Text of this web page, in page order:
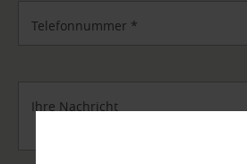
Telefonnummer *
Ihre Nachricht